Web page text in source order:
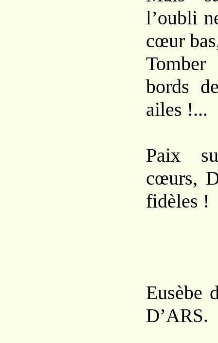
l’oubli
cœur
bords
ailes !...
Paix
cœurs,
fidèles !
Eusèbe
D’ARS.